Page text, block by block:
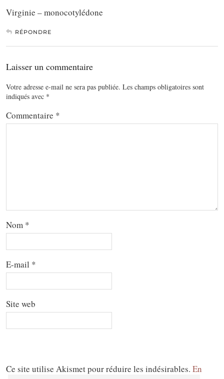
Virginie – monocotylédone
RÉPONDRE
Laisser un commentaire
Votre adresse e-mail ne sera pas publiée. Les champs obligatoires sont
indiqués avec *
Commentaire *
Nom *
E-mail *
Site web
Ce site utilise Akismet pour réduire les indésirables. En